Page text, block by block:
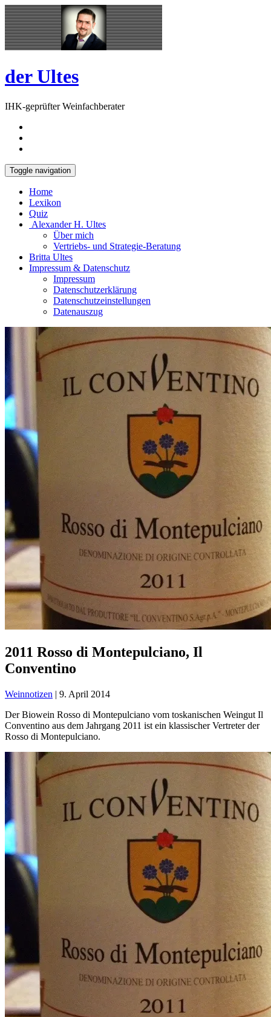
Skip
to
content
Open
Sidebar
der Ultes
IHK-geprüfter Weinfachberater
Toggle navigation
Home
Lexikon
Quiz
Alexander H. Ultes
Über mich
Vertriebs- und Strategie-Beratung
Britta Ultes
Impressum & Datenschutz
Impressum
Datenschutzerklärung
Datenschutzeinstellungen
Datenauszug
2011 Rosso di Montepulciano, Il
Conventino
Weinnotizen | 9. April 2014
Der Biowein Rosso di Montepulciano vom toskanischen Weingut Il
Conventino aus dem Jahrgang 2011 ist ein klassischer Vertreter der
Rosso di Montepulciano.